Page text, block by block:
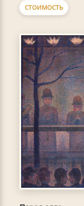
СТОИМОСТЬ